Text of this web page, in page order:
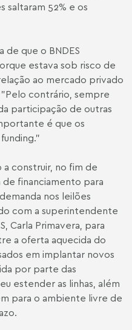
saltaram 52% e os
de que o BNDES
estava sob risco de
ao mercado privado
contrário, sempre
participação de outras
é que os
construir, no fim de
financiamento para
nos leilões
com a superintendente
Carla Primavera, para
a oferta aquecida do
em implantar novos
por parte das
estender as linhas, além
para o ambiente livre de